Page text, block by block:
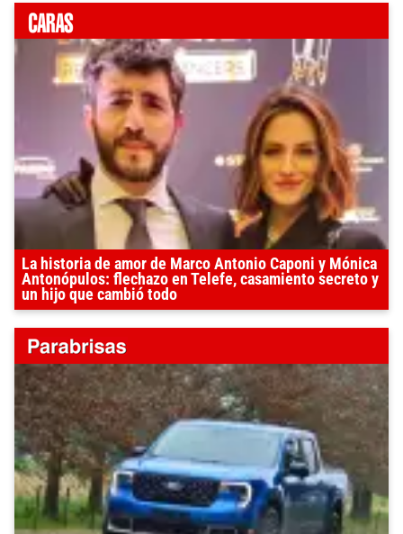
La historia de amor de Marco Antonio Caponi y Mónica
Antonópulos: flechazo en Telefe, casamiento secreto y
un hijo que cambió todo